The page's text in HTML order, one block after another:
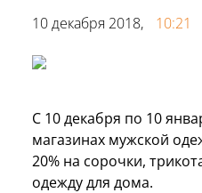
10 декабря 2018, 10:21
С 10 декабря по 10
магазинах мужской
20% на сорочки,
одежду для дома.